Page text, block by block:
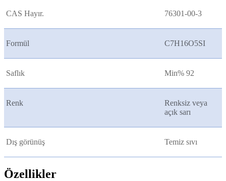
CAS Hayır. 76301-00-3
Formül C7H16O5SI
Saflık Min% 92
Renk
Renksiz veya
açık sarı
Dış görünüş Temiz sıvı
Özellikler